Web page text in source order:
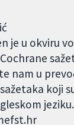
je u okviru
nam u
koji